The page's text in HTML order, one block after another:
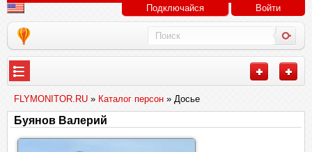
Подключайся Войти
FLYMONITOR.RU » Каталог персон » Досье
Буянов Валерий